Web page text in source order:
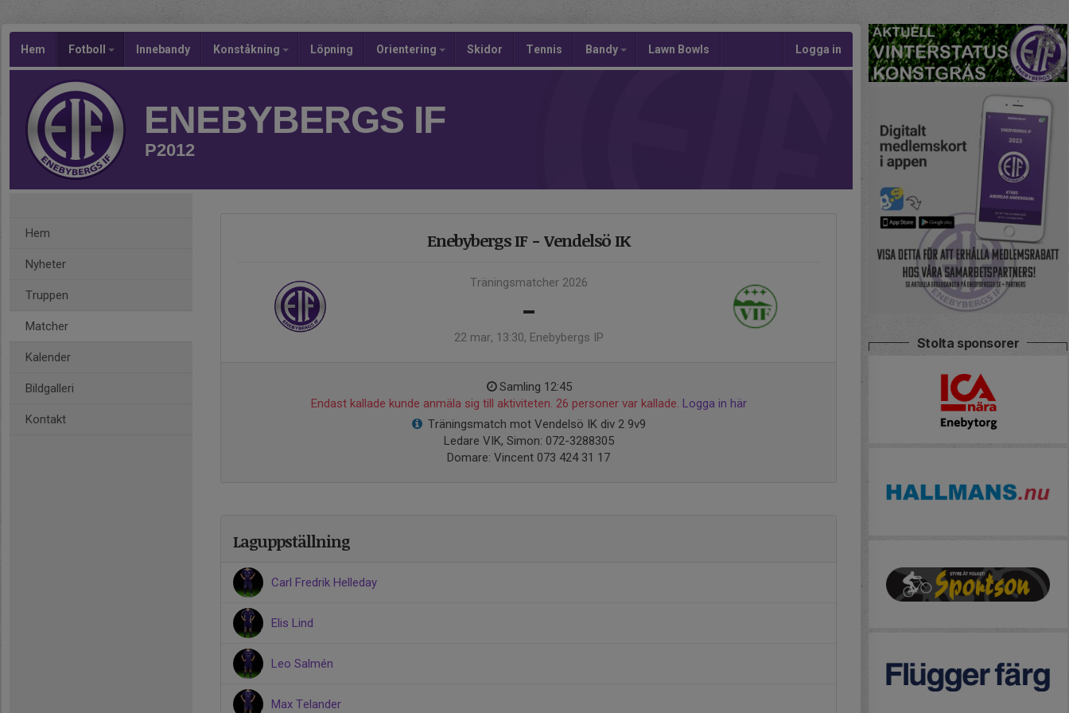
Hem Fotboll Innebandy Konståkning Löpning Orientering Skidor Tennis Bandy Lawn Bowls Logga in
ENEBYBERGS IF
P2012
Hem
Nyheter
Truppen
Matcher
Kalender
Bildgalleri
Kontakt
Enebybergs IF - Vendelsö IK
Träningsmatcher 2026
-
22 mar, 13:30, Enebybergs IP
Samling 12:45
Endast kallade kunde anmäla sig till aktiviteten. 26 personer var kallade. Logga in här
Träningsmatch mot Vendelsö IK div 2 9v9
Ledare VIK, Simon: 072-3288305
Domare: Vincent 073 424 31 17
Laguppställning
Carl Fredrik Helleday
Elis Lind
Leo Salmén
Max Telander
Stolta sponsorer